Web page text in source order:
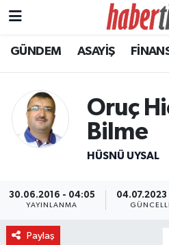
GÜNDEM ASAYİŞ
Oruç
Bilme
HÜSNÜ UYSAL
30.06.2016 - 04:05
YAYINLANMA
04.07.2023
Paylaş
Tire Nöbetçi Eczaneler
Tire Trafik Yoğunluk
Süper Lig Puan Durumu
Tüm Manşetler
Son Dakika Haberleri